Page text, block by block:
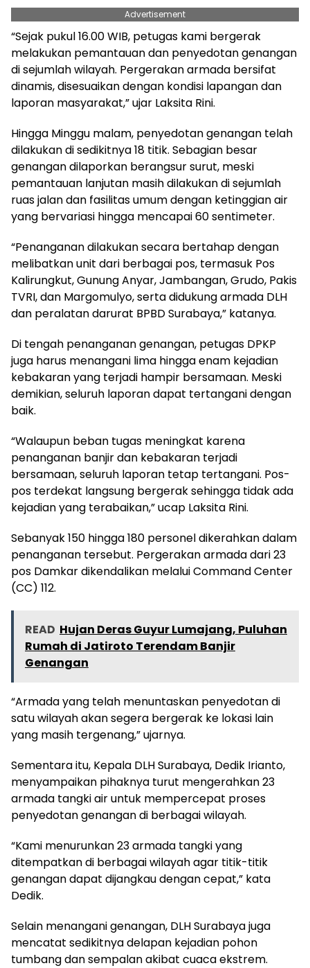
Advertisement
“Sejak pukul 16.00 WIB, petugas kami bergerak
melakukan pemantauan dan penyedotan genangan
di sejumlah wilayah. Pergerakan armada bersifat
dinamis, disesuaikan dengan kondisi lapangan dan
laporan masyarakat,” ujar Laksita Rini.
Hingga Minggu malam, penyedotan genangan telah
dilakukan di sedikitnya 18 titik. Sebagian besar
genangan dilaporkan berangsur surut, meski
pemantauan lanjutan masih dilakukan di sejumlah
ruas jalan dan fasilitas umum dengan ketinggian air
yang bervariasi hingga mencapai 60 sentimeter.
“Penanganan dilakukan secara bertahap dengan
melibatkan unit dari berbagai pos, termasuk Pos
Kalirungkut, Gunung Anyar, Jambangan, Grudo, Pakis
TVRI, dan Margomulyo, serta didukung armada DLH
dan peralatan darurat BPBD Surabaya,” katanya.
Di tengah penanganan genangan, petugas DPKP
juga harus menangani lima hingga enam kejadian
kebakaran yang terjadi hampir bersamaan. Meski
demikian, seluruh laporan dapat tertangani dengan
baik.
“Walaupun beban tugas meningkat karena
penanganan banjir dan kebakaran terjadi
bersamaan, seluruh laporan tetap tertangani. Pos-
pos terdekat langsung bergerak sehingga tidak ada
kejadian yang terabaikan,” ucap Laksita Rini.
Sebanyak 150 hingga 180 personel dikerahkan dalam
penanganan tersebut. Pergerakan armada dari 23
pos Damkar dikendalikan melalui Command Center
(CC) 112.
READ Hujan Deras Guyur Lumajang, Puluhan
Rumah di Jatiroto Terendam Banjir
Genangan
“Armada yang telah menuntaskan penyedotan di
satu wilayah akan segera bergerak ke lokasi lain
yang masih tergenang,” ujarnya.
Sementara itu, Kepala DLH Surabaya, Dedik Irianto,
menyampaikan pihaknya turut mengerahkan 23
armada tangki air untuk mempercepat proses
penyedotan genangan di berbagai wilayah.
“Kami menurunkan 23 armada tangki yang
ditempatkan di berbagai wilayah agar titik-titik
genangan dapat dijangkau dengan cepat,” kata
Dedik.
Selain menangani genangan, DLH Surabaya juga
mencatat sedikitnya delapan kejadian pohon
tumbang dan sempalan akibat cuaca ekstrem.